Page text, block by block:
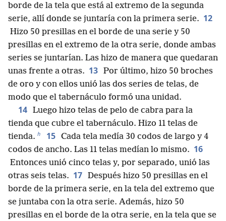
borde de la tela que está al extremo de la segunda
serie, allí donde se juntaría con la primera serie. 12
Hizo 50 presillas en el borde de una serie y 50
presillas en el extremo de la otra serie, donde ambas
series se juntarían. Las hizo de manera que quedaran
unas frente a otras. 13 Por último, hizo 50 broches
de oro y con ellos unió las dos series de telas, de
modo que el tabernáculo formó una unidad.
14 Luego hizo telas de pelo de cabra para la
tienda que cubre el tabernáculo. Hizo 11 telas de
tienda. h 15 Cada tela medía 30 codos de largo y 4
codos de ancho. Las 11 telas medían lo mismo. 16
Entonces unió cinco telas y, por separado, unió las
otras seis telas. 17 Después hizo 50 presillas en el
borde de la primera serie, en la tela del extremo que
se juntaba con la otra serie. Además, hizo 50
presillas en el borde de la otra serie, en la tela que se